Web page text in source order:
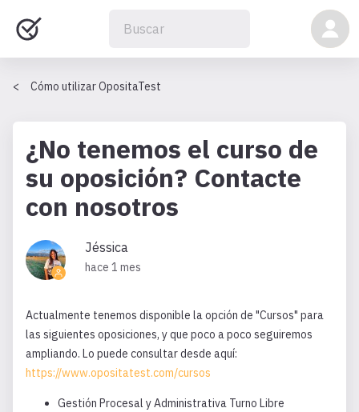
Cómo utilizar OpositaTest
¿No tenemos el curso de
su oposición? Contacte
con nosotros
Jéssica
hace 1 mes
Actualmente tenemos disponible la opción de "Cursos" para
las siguientes oposiciones, y que poco a poco seguiremos
ampliando. Lo puede consultar desde aquí:
https://www.opositatest.com/cursos
Gestión Procesal y Administrativa Turno Libre